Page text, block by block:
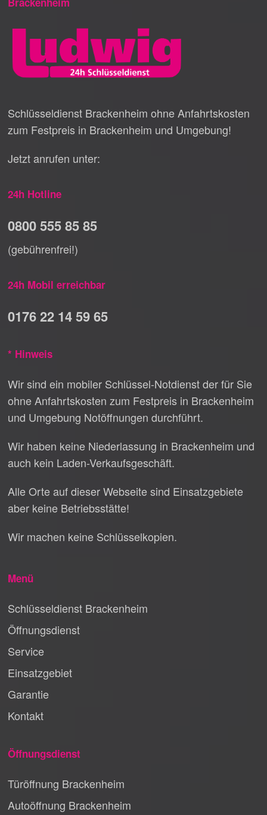
Schlüsseldienst Brackenheim ohne Anfahrtskosten
zum Festpreis in Brackenheim und Umgebung!
Jetzt anrufen unter:
24h Hotline
0800 555 85 85
(gebührenfrei!)
24h Mobil erreichbar
0176 22 14 59 65
* Hinweis
Wir sind ein mobiler Schlüssel-Notdienst der für Sie
ohne Anfahrtskosten zum Festpreis in Brackenheim
und Umgebung Notöffnungen durchführt.
Wir haben keine Niederlassung in Brackenheim und
auch kein Laden-Verkaufsgeschäft.
Alle Orte auf dieser Webseite sind Einsatzgebiete
aber keine Betriebsstätte!
Wir machen keine Schlüsselkopien.
Menü
Schlüsseldienst Brackenheim
Öffnungsdienst
Service
Einsatzgebiet
Garantie
Kontakt
Öffnungsdienst
Türöffnung Brackenheim
Autoöffnung Brackenheim